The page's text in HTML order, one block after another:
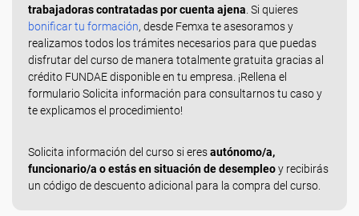
trabajadoras contratadas por cuenta ajena . Si quieres
bonificar tu formación, desde Femxa te asesoramos y
realizamos todos los trámites necesarios para que puedas
disfrutar del curso de manera totalmente gratuita gracias al
crédito FUNDAE disponible en tu empresa. ¡Rellena el
formulario Solicita información para consultarnos tu caso y
te explicamos el procedimiento!
Solicita información del curso si eresautónomo/a,
funcionario/a o estás en situación de desempleoy recibirás
un código de descuento adicional para la compra del curso.